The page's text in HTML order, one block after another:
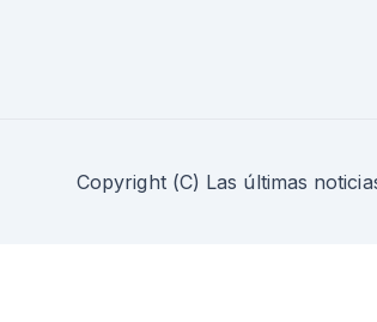
Copyright (C) Las últimas